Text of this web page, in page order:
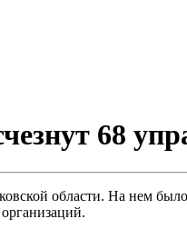
68
области. На